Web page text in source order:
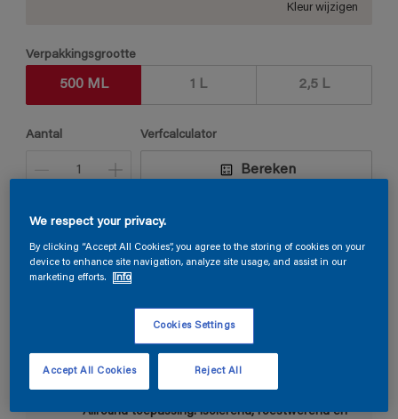
Kleur wijzigen
Verpakkingsgrootte
500 ML 1 L 2,5 L
Aantal Verfcalculator
Bereken
Vind een verkooppunt
Belangrijkste voordelen
Allround toepassing: isolerend, roestwerend en
We respect your privacy.
By clicking “Accept All Cookies”, you agree to the storing of cookies on your
device to enhance site navigation, analyze site usage, and assist in our
marketing efforts.
Info
Cookies Settings
Reject All
Accept All Cookies